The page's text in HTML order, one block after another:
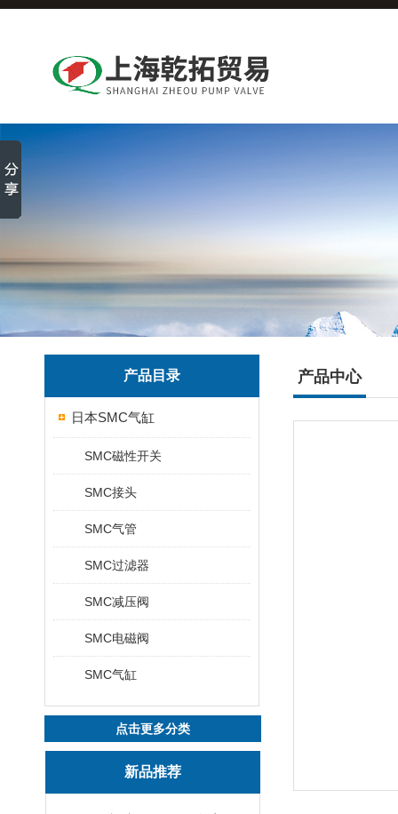
产品目录
日本SMC气缸
SMC磁性开关
SMC接头
SMC气管
SMC过滤器
SMC减压阀
SMC电磁阀
SMC气缸
点击更多分类
新品推荐
产品中心